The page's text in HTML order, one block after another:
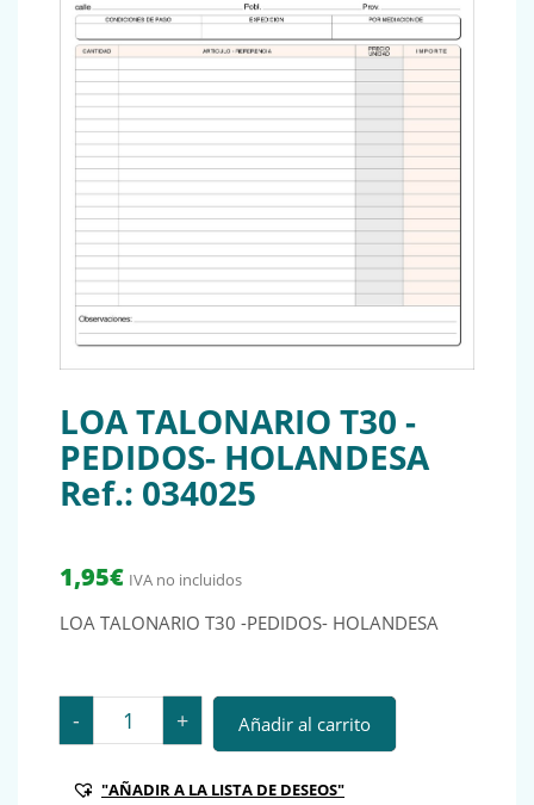
LOA TALONARIO T30 -
PEDIDOS- HOLANDESA
Ref.: 034025
1,95€ IVA no incluidos
LOA TALONARIO T30 -PEDIDOS- HOLANDESA
- LOA TALONARIO T30 -PEDIDOS- HOLANDESA Ref.:
+ Añadir al carrito
"AÑADIR A LA LISTA DE DESEOS"